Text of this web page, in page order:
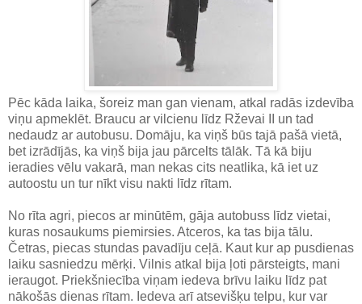
Pēc kāda laika, šoreiz man gan vienam, atkal radās izdevība
viņu apmeklēt. Braucu ar vilcienu līdz Rževai II un tad
nedaudz ar autobusu. Domāju, ka viņš būs tajā pašā vietā,
bet izrādījās, ka viņš bija jau pārcelts tālāk. Tā kā biju
ieradies vēlu vakarā, man nekas cits neatlika, kā iet uz
autoostu un tur nīkt visu nakti līdz rītam.
No rīta agri, piecos ar minūtēm, gāja autobuss līdz vietai,
kuras nosaukums piemirsies. Atceros, ka tas bija tālu.
Četras, piecas stundas pavadīju ceļā. Kaut kur ap pusdienas
laiku sasniedzu mērķi. Vilnis atkal bija ļoti pārsteigts, mani
ieraugot. Priekšniecība viņam iedeva brīvu laiku līdz pat
nākošās dienas rītam. Iedeva arī atsevišķu telpu, kur var